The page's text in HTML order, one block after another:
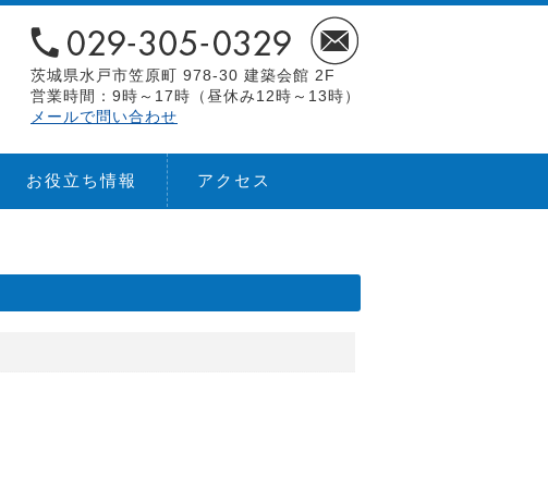
茨城県水戸市笠原町 978-30 建築会館 2F
営業時間：9時～17時（昼休み12時～13時）
メールで問い合わせ
お役立ち情報 アクセス